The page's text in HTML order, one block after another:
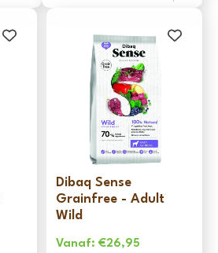
Dibaq Sense
Grainfree - Adult
Wild
Vanaf: €26,95